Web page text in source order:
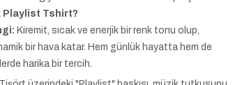
Playlist Tshirt?
Kiremit, sıcak ve enerjik bir renk tonu olup,
bir hava katar. Hem günlük hayatta hem de
harika bir tercih.